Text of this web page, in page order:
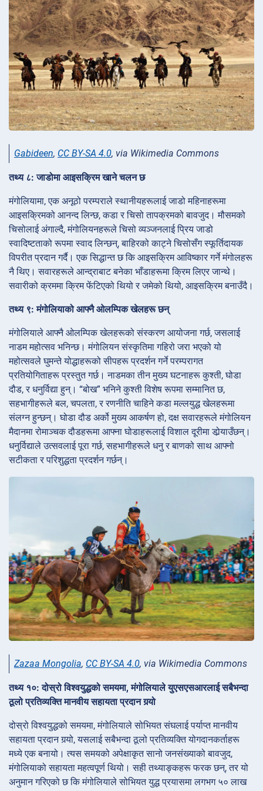
Gabideen, CC BY-SA 4.0, via Wikimedia Commons
तथ्य ८: जाडोमा आइसक्रिम खाने चलन छ
मंगोलियामा, एक अनूठो परम्पराले स्थानीयहरूलाई जाडो महिनाहरूमा
आइसक्रिमको आनन्द लिन्छ, कडा र चिसो तापक्रमको बावजुद। मौसमको
चिसोलाई अंगाल्दै, मंगोलियनहरूले चिसो व्यञ्जनलाई प्रिय जाडो
स्वादिष्टताको रूपमा स्वाद लिन्छन्, बाहिरको काट्ने चिसोसँग स्फूर्तिदायक
विपरीत प्रदान गर्दै। एक सिद्धान्त छ कि आइसक्रिम आविष्कार गर्ने मंगोलहरू
नै थिए। सवारहरूले आन्द्राबाट बनेका भाँडाहरूमा क्रिम लिएर जान्थे।
सवारीको क्रममा क्रिम फेंटिएको थियो र जमेको थियो, आइसक्रिम बनाउँदै।
तथ्य ९: मंगोलियाको आफ्नै ओलम्पिक खेलहरू छन्
मंगोलियाले आफ्नै ओलम्पिक खेलहरूको संस्करण आयोजना गर्छ, जसलाई
नाडम महोत्सव भनिन्छ। मंगोलियन संस्कृतिमा गहिरो जरा भएको यो
महोत्सवले घुमन्ते योद्धाहरूको सीपहरू प्रदर्शन गर्ने परम्परागत
प्रतियोगिताहरू प्रस्तुत गर्छ। नाडमका तीन मुख्य घटनाहरू कुश्ती, घोडा
दौड, र धनुर्विद्या हुन्। “बोख” भनिने कुश्ती विशेष रूपमा सम्मानित छ,
सहभागीहरूले बल, चपलता, र रणनीति चाहिने कडा मल्लयुद्ध खेलहरूमा
संलग्न हुन्छन्। घोडा दौड अर्को मुख्य आकर्षण हो, दक्ष सवारहरूले मंगोलियन
मैदानमा रोमाञ्चक दौडहरूमा आफ्ना घोडाहरूलाई विशाल दूरीमा डोर्‍याउँछन्।
धनुर्विद्याले उत्सवलाई पूरा गर्छ, सहभागीहरूले धनु र बाणको साथ आफ्नो
सटीकता र परिशुद्धता प्रदर्शन गर्छन्।
Zazaa Mongolia, CC BY-SA 4.0, via Wikimedia Commons
तथ्य १०: दोस्रो विश्वयुद्धको समयमा, मंगोलियाले युएसएसआरलाई सबैभन्दा
ठूलो प्रतिव्यक्ति मानवीय सहायता प्रदान गर्‍यो
दोस्रो विश्वयुद्धको समयमा, मंगोलियाले सोभियत संघलाई पर्याप्त मानवीय
सहायता प्रदान गर्‍यो, यसलाई सबैभन्दा ठूलो प्रतिव्यक्ति योगदानकर्ताहरू
मध्ये एक बनायो। त्यस समयको अपेक्षाकृत सानो जनसंख्याको बावजुद,
मंगोलियाको सहायता महत्वपूर्ण थियो। सही तथ्याङ्कहरू फरक छन्, तर यो
अनुमान गरिएको छ कि मंगोलियाले सोभियत युद्ध प्रयासमा लगभग ५० लाख